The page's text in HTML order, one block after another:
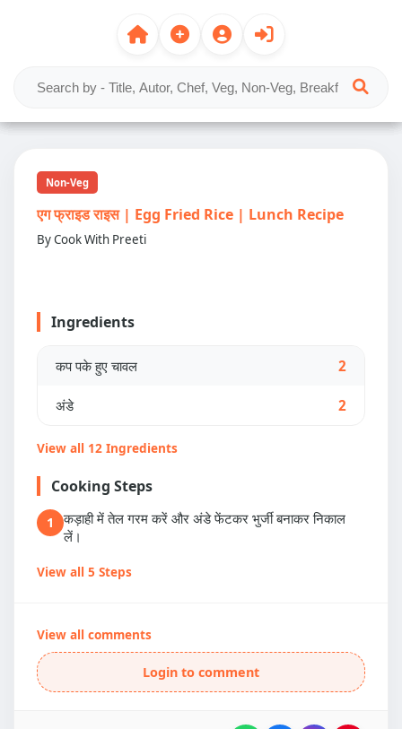
Non-Veg
एग फ्राइड राइस | Egg Fried Rice | Lunch Recipe
By Cook With Preeti
Ingredients
कप पके हुए चावल 2
अंडे 2
View all 12 Ingredients
Cooking Steps
1
कड़ाही में तेल गरम करें और अंडे फेंटकर भुर्जी बनाकर निकाल
लें।
View all 5 Steps
View all comments
Login to comment